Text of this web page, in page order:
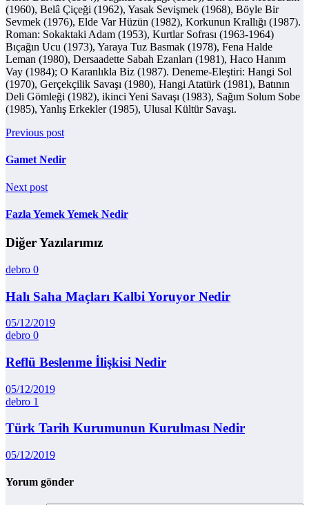
(1960), Belâ Çiçeği (1962), Yasak Sevişmek (1968), Böyle Bir
Sevmek (1976), Elde Var Hüzün (1982), Korkunun Krallığı (1987).
Roman: Sokaktaki Adam (1953), Kurtlar Sofrası (1963-1964)
Bıçağın Ucu (1973), Yaraya Tuz Basmak (1978), Fena Halde
Leman (1980), Dersaadette Sabah Ezanları (1981), Haco Hanım
Vay (1984); O Karanlıkla Biz (1987). Deneme-Eleştiri: Hangi Sol
(1970), Gerçekçilik Savaşı (1980), Hangi Atatürk (1981), Batının
Deli Gömleği (1982), ikinci Yeni Savaşı (1983), Sağım Solum Sobe
(1985), Yanlış Erkekler (1985), Ulusal Kültür Savaşı.
Previous post
Gamet Nedir
Next post
Fazla Yemek Yemek Nedir
Diğer Yazılarımız
debro 0
Halı Saha Maçları Kalbi Yoruyor Nedir
05/12/2019
debro 0
Reflü Beslenme İlişkisi Nedir
05/12/2019
debro 1
Türk Tarih Kurumunun Kurulması Nedir
05/12/2019
Yorum gönder